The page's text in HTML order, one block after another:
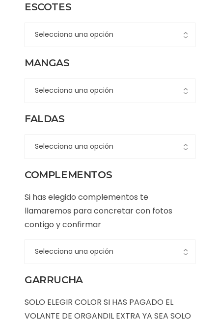
ESCOTES
MANGAS
FALDAS
COMPLEMENTOS
Si has elegido complementos te
llamaremos para concretar con fotos
contigo y confirmar
GARRUCHA
SOLO ELEGIR COLOR SI HAS PAGADO EL
VOLANTE DE ORGANDIL EXTRA YA SEA SOLO